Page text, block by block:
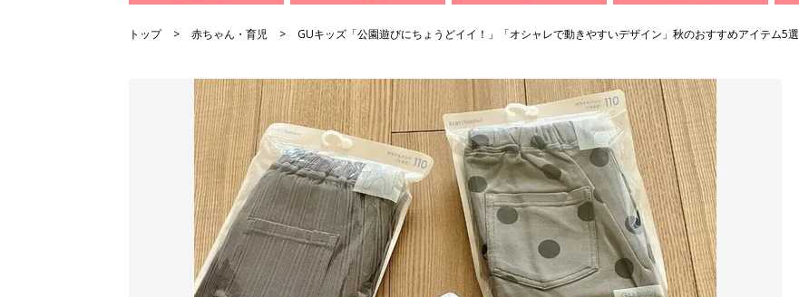
トップ 赤ちゃん・育児 GUキッズ「公園遊びにちょうどイイ！」「オシャレで動きやすいデザイン」秋のおすすめアイテム5選